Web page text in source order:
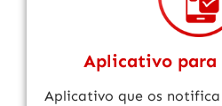
Aplicativo para
Aplicativo que os